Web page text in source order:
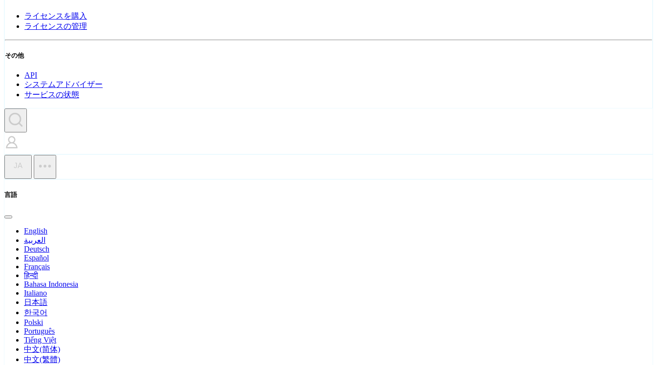
ライセンスを購入
ライセンスの管理
その他
API
システムアドバイザー
サービスの状態
JA
言語
English
العربية
Deutsch
Español
Français
हिन्दी
Bahasa Indonesia
Italiano
日本語
한국어
Polski
Português
Tiếng Việt
中文(简体)
中文(繁體)